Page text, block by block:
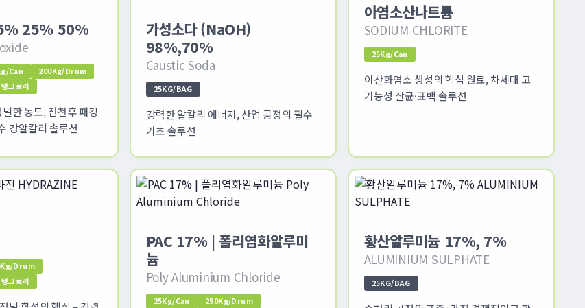
25% 50%
Can
200Kg/Drum
탱크로리
한 농도, 전천후 패킹
강알칼리 솔루션
가성소다 (NaOH)
98%,70%
Caustic Soda
25KG/BAG
강력한 알칼리 에너지, 산업 공정의 필수
기초 솔루션
아염소산나트륨
SODIUM CHLORITE
25Kg/Can
이산화염소 생성의 핵심 원료, 차세대 고
기능성 살균·표백 솔루션
Drum
탱크로리
PAC 17% | 폴리염화알루미
늄
Poly Aluminium Chloride
25Kg/Can
250Kg/Drum
황산알루미늄 17%, 7%
ALUMINIUM SULPHATE
25KG/BAG